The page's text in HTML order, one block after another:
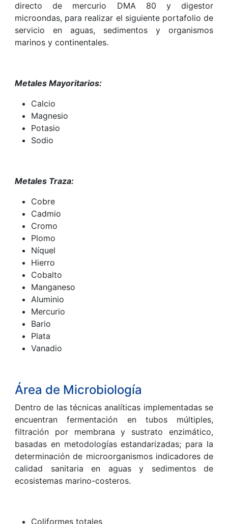
directo de mercurio DMA 80 y digestor
microondas, para realizar el siguiente portafolio de
servicio en aguas, sedimentos y organismos
marinos y continentales.
Metales Mayoritarios:
Calcio
Magnesio
Potasio
Sodio
Metales Traza:
Cobre
Cadmio
Cromo
Plomo
Níquel
Hierro
Cobalto
Manganeso
Aluminio
Mercurio
Bario
Plata
Vanadio
Área de Microbiología
Dentro de las técnicas analíticas implementadas se
encuentran fermentación en tubos múltiples,
filtración por membrana y sustrato enzimático,
basadas en metodologías estandarizadas; para la
determinación de microorganismos indicadores de
calidad sanitaria en aguas y sedimentos de
ecosistemas marino-costeros.
Coliformes totales